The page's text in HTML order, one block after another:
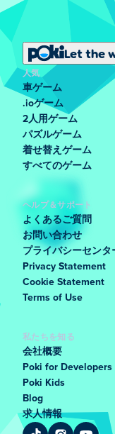
Let the
人気
車ゲーム
.ioゲーム
2人用ゲーム
パズルゲーム
着せ替えゲーム
すべてのゲーム
ヘルプ＆サポート
よくあるご質問
お問い合わせ
プライバシーセンタ
Privacy Statement
Cookie Statement
Terms of Use
私たちを知る
会社概要
Poki for Developers
Poki Kids
Blog
求人情報